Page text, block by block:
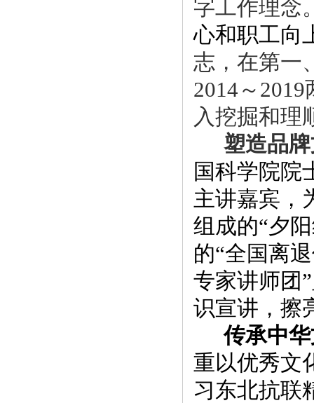
字工作理念
心和职工向
志，在第一
2014～2019
入挖掘和理
塑造品
国科学院院
主讲嘉宾，
组 成的“夕
的“全国离
专家讲师团”
识宣讲 ，擦
传承中华
重以优秀文
习东北抗联